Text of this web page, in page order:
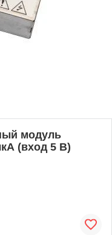
модуль
(вход 5 В)